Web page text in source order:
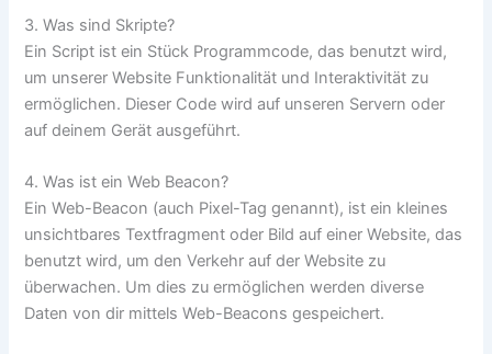
3. Was sind Skripte?
Ein Script ist ein Stück Programmcode, das benutzt wird,
um unserer Website Funktionalität und Interaktivität zu
ermöglichen. Dieser Code wird auf unseren Servern oder
auf deinem Gerät ausgeführt.
4. Was ist ein Web Beacon?
Ein Web-Beacon (auch Pixel-Tag genannt), ist ein kleines
unsichtbares Textfragment oder Bild auf einer Website, das
benutzt wird, um den Verkehr auf der Website zu
überwachen. Um dies zu ermöglichen werden diverse
Daten von dir mittels Web-Beacons gespeichert.